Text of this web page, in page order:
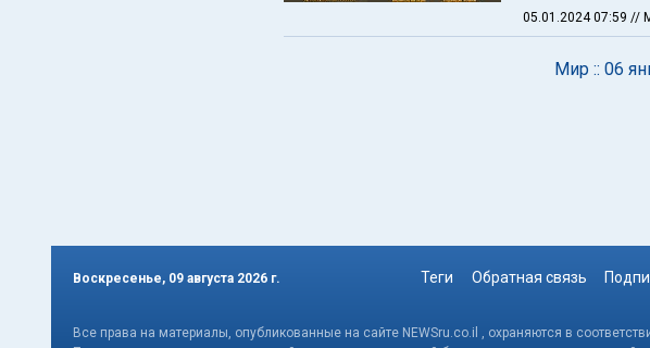
05.01.2024 07:59 //
Мир :: 06
Воскресенье, 09 августа 2026 г. Теги Обратная связь
Все права на материалы, опубликованные на сайте NEWSru.co.il , охраняются в